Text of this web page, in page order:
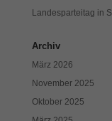
Landesparteitag in
Archiv
März 2026
November 2025
Oktober 2025